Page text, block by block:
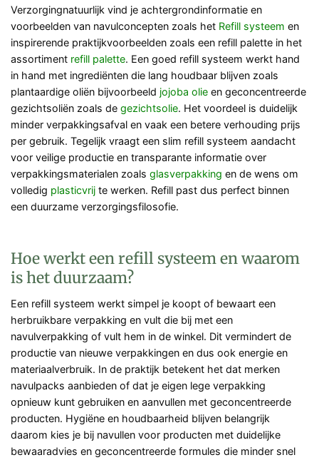
Verzorgingnatuurlijk vind je achtergrondinformatie en
voorbeelden van navulconcepten zoals het Refill systeem en
inspirerende praktijkvoorbeelden zoals een refill palette in het
assortiment refill palette. Een goed refill systeem werkt hand
in hand met ingrediënten die lang houdbaar blijven zoals
plantaardige oliën bijvoorbeeld jojoba olie en geconcentreerde
gezichtsoliën zoals de gezichtsolie. Het voordeel is duidelijk
minder verpakkingsafval en vaak een betere verhouding prijs
per gebruik. Tegelijk vraagt een slim refill systeem aandacht
voor veilige productie en transparante informatie over
verpakkingsmaterialen zoals glasverpakking en de wens om
volledig plasticvrij te werken. Refill past dus perfect binnen
een duurzame verzorgingsfilosofie.
Hoe werkt een refill systeem en waarom
is het duurzaam?
Een refill systeem werkt simpel je koopt of bewaart een
herbruikbare verpakking en vult die bij met een
navulverpakking of vult hem in de winkel. Dit vermindert de
productie van nieuwe verpakkingen en dus ook energie en
materiaalverbruik. In de praktijk betekent het dat merken
navulpacks aanbieden of dat je eigen lege verpakking
opnieuw kunt gebruiken en aanvullen met geconcentreerde
producten. Hygiëne en houdbaarheid blijven belangrijk
daarom kies je bij navullen voor producten met duidelijke
bewaaradvies en geconcentreerde formules die minder snel